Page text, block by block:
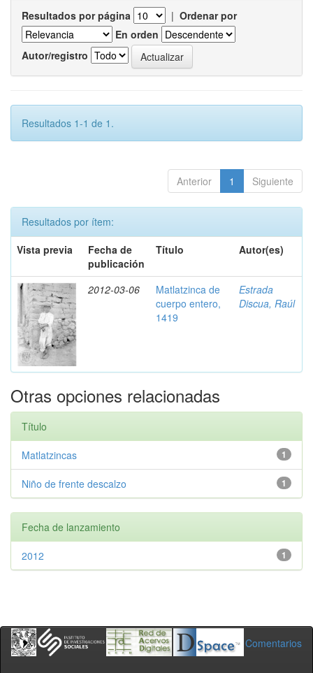
Resultados por página | Ordenar por
En orden
Autor/registro
Resultados 1-1 de 1.
Anterior 1 Siguiente
Resultados por ítem:
Vista previa
Fecha de
publicación
Título Autor(es)
2012-03-06
Matlatzinca de
cuerpo entero,
1419
Estrada
Discua, Raúl
Otras opciones relacionadas
Título
1
Matlatzincas
1
Niño de frente descalzo
Fecha de lanzamiento
1
2012
Comentarios